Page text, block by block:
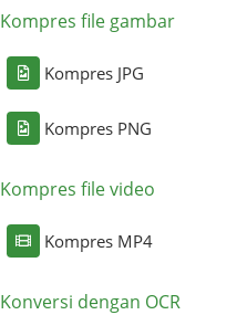
Kompres file gambar
Kompres JPG
Kompres PNG
Kompres file video
Kompres MP4
Konversi dengan OCR